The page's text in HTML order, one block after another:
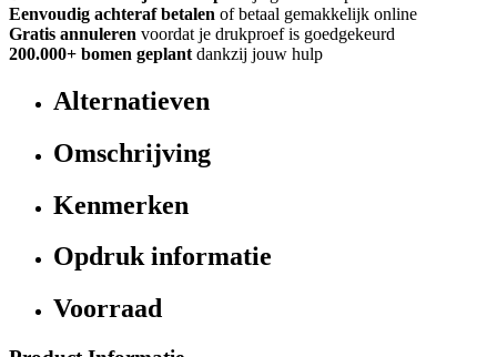
Eenvoudig achteraf betalen of betaal gemakkelijk online
Gratis annuleren voordat je drukproef is goedgekeurd
200.000+ bomen geplant dankzij jouw hulp
Alternatieven
Omschrijving
Kenmerken
Opdruk informatie
Voorraad